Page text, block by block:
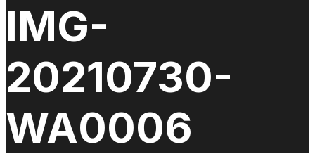
IMG-
20210730-
WA0006